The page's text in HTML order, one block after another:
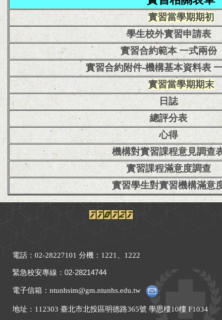
實習當學期期初
學生校外實習申請表
實習合約範本一式兩份
實習合約附件-機構基本資料表
實習當學期期末
日誌
總評分表
心得
機構對實習課程意見調查
實習課程滿意度調查
實習學生對實習機構滿意
電話：02-28227101 分機：1221、1222
緊急校安專線 ： 02-28214744
電子信箱：ntunhsim@gm.ntunhs.edu.tw
地址： 112303 臺北市北投區明德路365號 學思樓10樓 F1034